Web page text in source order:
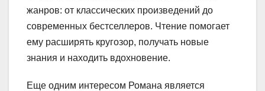
жанров: от классических произведений до
современных бестселлеров. Чтение помогает
ему расширять кругозор, получать новые
знания и находить вдохновение.
Еще одним интересом Романа является